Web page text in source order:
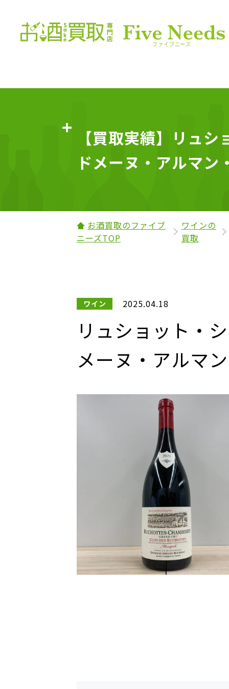
【買取実績】リュ
ドメーヌ・アルマ
お酒買取のファイブ
ニーズTOP
ワインの
買取
ワイン 2025.04.18
リュショット・
メーヌ・アルマ